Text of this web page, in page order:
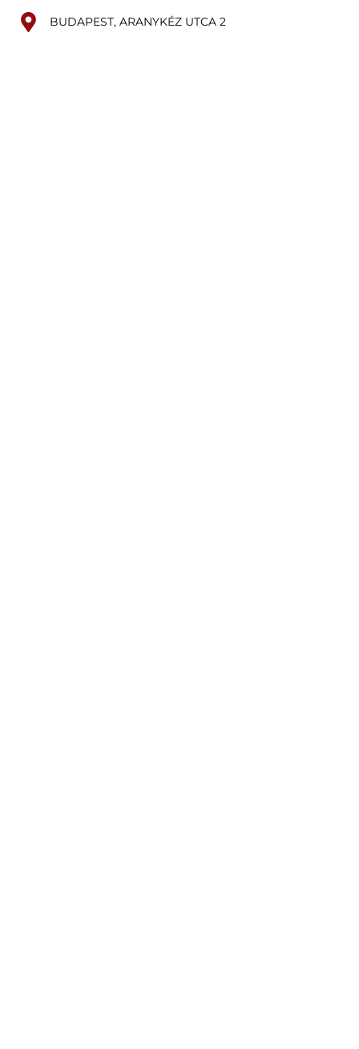
BUDAPEST, ARANYKÉZ UTCA 2